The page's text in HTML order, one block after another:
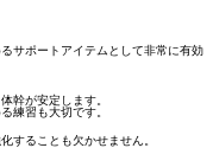
サポートアイテムとして非常に有効
幹が安定します。
練習も大切です。
することも欠かせません。